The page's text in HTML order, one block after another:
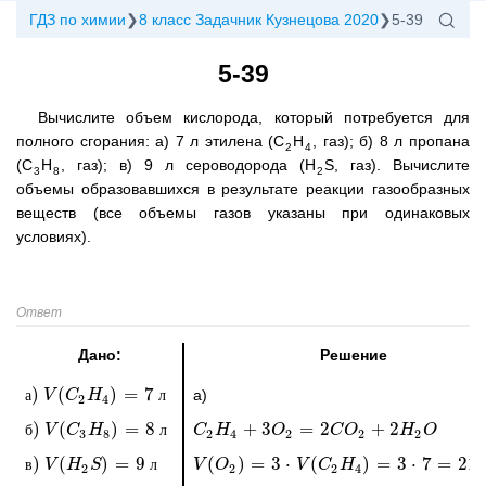
ГДЗ по химии 8 класс Задачник Кузнецова 2020 5-39
5-39
Вычислите объем кислорода, который потребуется для
полного сгорания: а) 7 л этилена (C2 H 4
, газ); б) 8 л пропана
(C3 H8 , газ); в) 9 л сероводорода (H2S, газ). Вычислите
объемы образовавшихся в результате реакции газообразных
веществ (все объемы газов указаны при одинаковых
условиях).
Ответ
Дано: Решение
а) V (C2H4) = 7 л
а) V(C2H4)= 7 л
б) V (C3H8) = 8 л
б) V(C3H8)=8 л
в) V (H2 S) = 9 л
в) V(H2S)=9 л
а)
C2H4 + 3O2 = 2CO2 + 2H2O
C2H4+ 3O 2=2C O2 +2H2O
V (O2 ) = 3 ⋅ V (C2H4) = 3 ⋅ 7 = 21
V(O2)= ⋅V C 2 H4)=3⋅7=21 л